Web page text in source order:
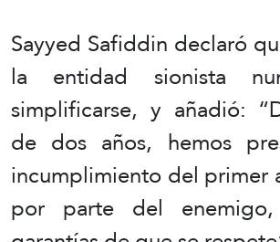
Sayyed Safiddin declaró
la entidad sionista
simplificarse, y añadió:
de dos años, hemos
incumplimiento del primer
por parte del